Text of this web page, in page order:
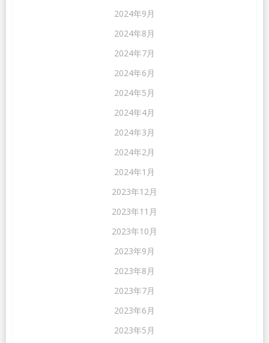
2024年9月
2024年8月
2024年7月
2024年6月
2024年5月
2024年4月
2024年3月
2024年2月
2024年1月
2023年12月
2023年11月
2023年10月
2023年9月
2023年8月
2023年7月
2023年6月
2023年5月